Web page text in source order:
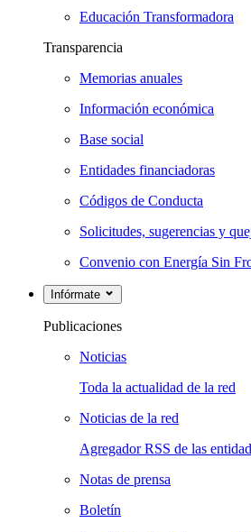
Educación Transformadora
Transparencia
Memorias anuales
Información económica
Base social
Entidades financiadoras
Códigos de Conducta
Solicitudes, sugerencias y
Convenio con Energía Sin
Infórmate
Publicaciones
Noticias
Toda la actualidad de la red
Noticias de la red
Agregador RSS de las
Notas de prensa
Boletín